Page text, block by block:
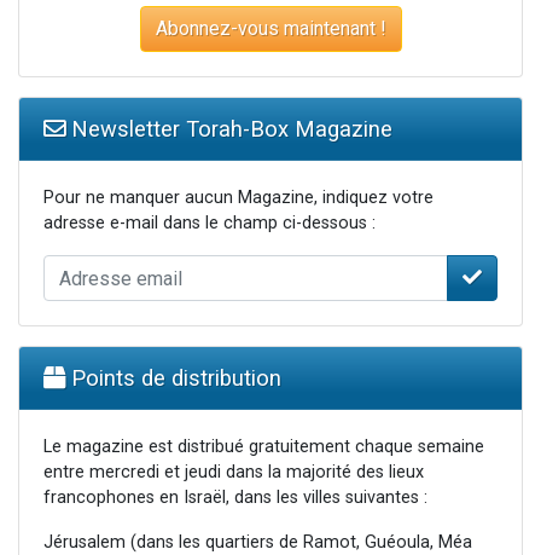
Abonnez-vous maintenant !
Newsletter Torah-Box Magazine
Pour ne manquer aucun Magazine, indiquez votre
adresse e-mail dans le champ ci-dessous :
Points de distribution
Le magazine est distribué gratuitement chaque semaine
entre mercredi et jeudi dans la majorité des lieux
francophones en Israël, dans les villes suivantes :
Jérusalem (dans les quartiers de Ramot, Guéoula, Méa